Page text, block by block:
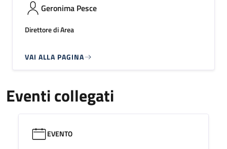
Geronima Pesce
Direttore di Area
VAI ALLA PAGINA
Eventi collegati
EVENTO